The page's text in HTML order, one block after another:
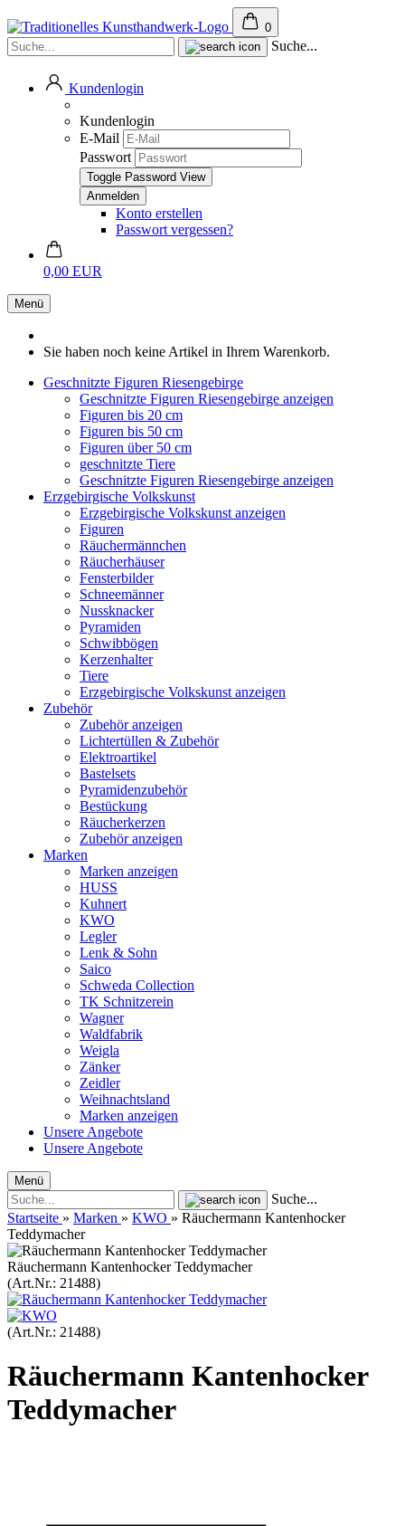
0
Suche...
Kundenlogin
Kundenlogin
E-Mail
Passwort
Toggle Password View
Konto erstellen
Passwort vergessen?
0,00 EUR
Menü
Sie haben noch keine Artikel in Ihrem Warenkorb.
Geschnitzte Figuren Riesengebirge
Geschnitzte Figuren Riesengebirge anzeigen
Figuren bis 20 cm
Figuren bis 50 cm
Figuren über 50 cm
geschnitzte Tiere
Geschnitzte Figuren Riesengebirge anzeigen
Erzgebirgische Volkskunst
Erzgebirgische Volkskunst anzeigen
Figuren
Räuchermännchen
Räucherhäuser
Fensterbilder
Schneemänner
Nussknacker
Pyramiden
Schwibbögen
Kerzenhalter
Tiere
Erzgebirgische Volkskunst anzeigen
Zubehör
Zubehör anzeigen
Lichtertüllen & Zubehör
Elektroartikel
Bastelsets
Pyramidenzubehör
Bestückung
Räucherkerzen
Zubehör anzeigen
Marken
Marken anzeigen
HUSS
Kuhnert
KWO
Legler
Lenk & Sohn
Saico
Schweda Collection
TK Schnitzerein
Wagner
Waldfabrik
Weigla
Zänker
Zeidler
Weihnachtsland
Marken anzeigen
Unsere Angebote
Unsere Angebote
Menü
Suche...
Startseite » Marken » KWO » Räuchermann Kantenhocker
Teddymacher
Räuchermann Kantenhocker Teddymacher
(Art.Nr.: 21488)
(Art.Nr.: 21488)
Räuchermann Kantenhocker
Teddymacher